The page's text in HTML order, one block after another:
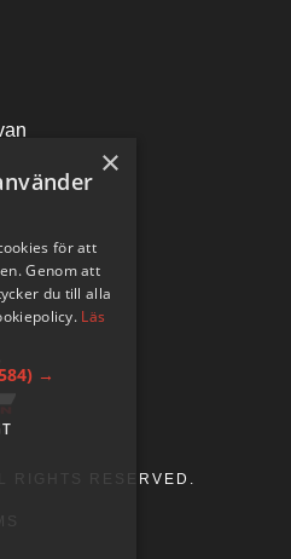
RIGHTS RESERVED.
×
för att
Genom att
du till alla
Läs
→